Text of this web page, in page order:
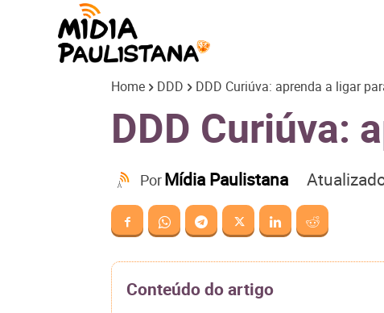
Paulistana
Home DDD DDD Curiúva: aprenda a ligar
DDD Curiúva:
PorMídia Paulistana
Conteúdo do artigo